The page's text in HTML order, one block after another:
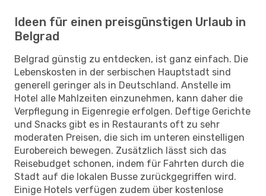
Ideen für einen preisgünstigen Urlaub in
Belgrad
Belgrad günstig zu entdecken, ist ganz einfach. Die
Lebenskosten in der serbischen Hauptstadt sind
generell geringer als in Deutschland. Anstelle im
Hotel alle Mahlzeiten einzunehmen, kann daher die
Verpflegung in Eigenregie erfolgen. Deftige Gerichte
und Snacks gibt es in Restaurants oft zu sehr
moderaten Preisen, die sich im unteren einstelligen
Eurobereich bewegen. Zusätzlich lässt sich das
Reisebudget schonen, indem für Fahrten durch die
Stadt auf die lokalen Busse zurückgegriffen wird.
Einige Hotels verfügen zudem über kostenlose